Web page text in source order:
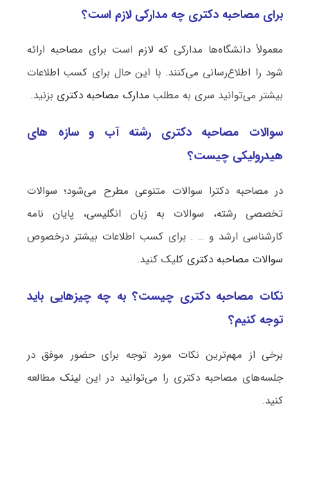
برای مصاحبه دکتری چه مدارکی لازم است؟
معمولاً دانشگاه‌ها مدارکی که لازم است برای مصاحبه ارائه
شود را اطلاع‌رسانی می‌کنند. با این حال برای کسب اطلاعات
بیشتر می‌توانید سری به مطلب مدارک مصاحبه دکتری بزنید.
سوالات مصاحبه دکتری رشته آب و سازه‎‌ های
هیدرولیکی چیست؟
در مصاحبه دکترا سوالات متنوعی مطرح می‌شود؛ سوالات
تخصصی رشته، سوالات به زبان انگلیسی، پایان نامه
کارشناسی ارشد و … . برای کسب اطلاعات بیشتر درخصوص
سوالات مصاحبه دکتری کلیک کنید.
نکات مصاحبه دکتری چیست؟ به چه چیزهایی باید
توجه کنیم؟
برخی از مهم‌ترین نکات مورد توجه برای حضور موفق در
جلسه‌های مصاحبه دکتری را می‌توانید در این لینکمطالعه
کنید.